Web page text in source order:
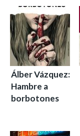
Álber Vázquez:
Hambre a
borbotones